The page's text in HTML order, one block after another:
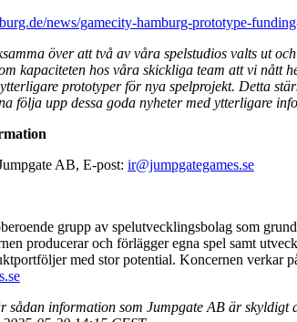
news/gamecity-hamburg-prototype-
över att två av våra spelstudios valts ut
kapaciteten hos våra skickliga team att vi nått
prototyper för nya spelprojekt. Detta
följa upp dessa goda nyheter med ytterligare
AB, E-post: ir@jumpgategames.se
grupp av spelutvecklingsbolag som
producerar och förlägger egna spel samt
med stor potential. Koncernen verkar
sådan information som Jumpgate AB är